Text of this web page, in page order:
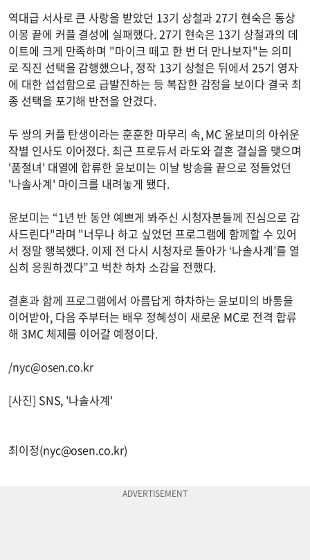
역대급 서사로 큰 사랑을 받았던 13기 상철과 27기 현숙은 동상
이몽 끝에 커플 결성에 실패했다. 27기 현숙은 13기 상철과의 데
이트에 크게 만족하며 "마이크 떼고 한 번 더 만나보자"는 의미
로 직진 선택을 감행했으나, 정작 13기 상철은 뒤에서 25기 영자
에 대한 섭섭함으로 급발진하는 등 복잡한 감정을 보이다 결국 최
종 선택을 포기해 반전을 안겼다.
두 쌍의 커플 탄생이라는 훈훈한 마무리 속, MC 윤보미의 아쉬운
작별 인사도 이어졌다. 최근 프로듀서 라도와 결혼 결실을 맺으며
'품절녀' 대열에 합류한 윤보미는 이날 방송을 끝으로 정들었던
'나솔사계' 마이크를 내려놓게 됐다.
윤보미는 “1년 반 동안 예쁘게 봐주신 시청자분들께 진심으로 감
사드린다"라며 "너무나 하고 싶었던 프로그램에 함께할 수 있어
서 정말 행복했다. 이제 전 다시 시청자로 돌아가 ‘나솔사계’를 열
심히 응원하겠다”고 벅찬 하차 소감을 전했다.
결혼과 함께 프로그램에서 아름답게 하차하는 윤보미의 바통을
이어받아, 다음 주부터는 배우 정혜성이 새로운 MC로 전격 합류
해 3MC 체제를 이어갈 예정이다.
/nyc@osen.co.kr
[사진] SNS, '나솔사계'
최이정(nyc@osen.co.kr)